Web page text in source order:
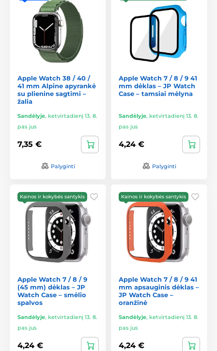
Apple Watch 38 / 40 /
41 mm Alpine apyrankė
su plienine sagtimi –
žalia
Sandėlyje, ketvirtadienį 13. 8.
pas jus
7,35 €
Palyginti
Apple Watch 7 / 8 / 9 41
mm dėklas – JP Watch
Case – tamsiai mėlyna
Sandėlyje, ketvirtadienį 13. 8.
pas jus
4,24 €
Palyginti
Kainos ir kokybės santykis
Apple Watch 7 / 8 / 9
(45 mm) dėklas – JP
Watch Case – smėlio
spalvos
Sandėlyje, ketvirtadienį 13. 8.
pas jus
4,24 €
Kainos ir kokybės santykis
Apple Watch 7 / 8 / 9 41
mm apsauginis dėklas –
JP Watch Case –
oranžinė
Sandėlyje, ketvirtadienį 13. 8.
pas jus
4,24 €